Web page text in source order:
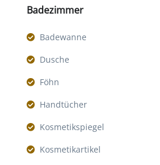
Badezimmer
Badewanne
Dusche
Föhn
Handtücher
Kosmetikspiegel
Kosmetikartikel